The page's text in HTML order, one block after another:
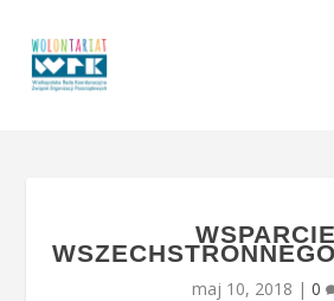
WSPARCIE
maj 10, 2018 | 0